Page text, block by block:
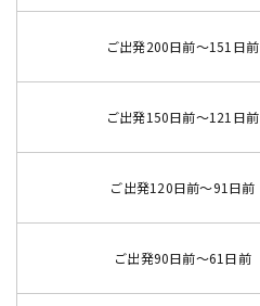
ご出発200日前～151日前
ご出発150日前～121日前
ご出発120日前～91日前
ご出発90日前～61日前